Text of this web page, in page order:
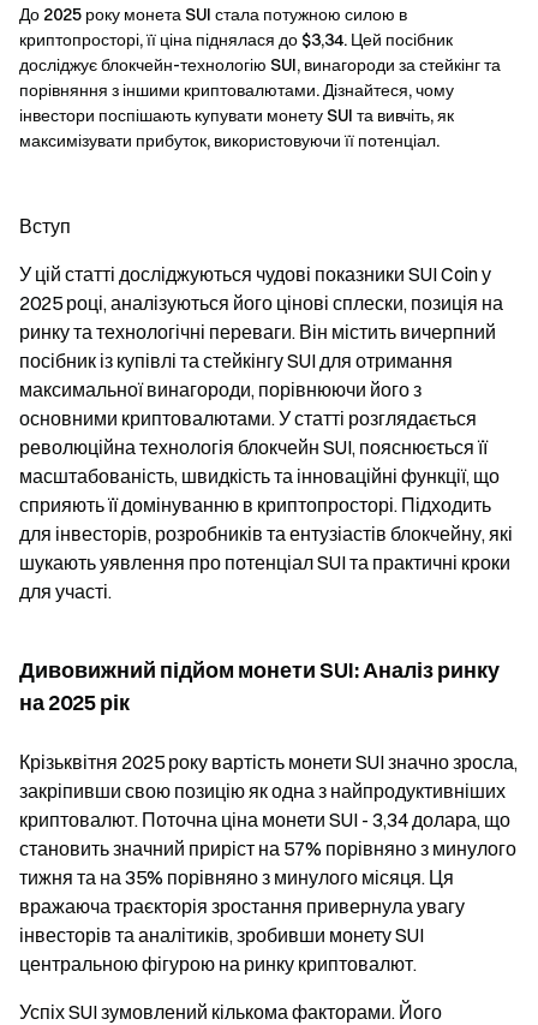
До 2025 року монета SUI стала потужною силою в
криптопросторі, її ціна піднялася до $3,34. Цей посібник
досліджує блокчейн-технологію SUI, винагороди за стейкінг та
порівняння з іншими криптовалютами. Дізнайтеся, чому
інвестори поспішають купувати монету SUI та вивчіть, як
максимізувати прибуток, використовуючи її потенціал.
Вступ
У цій статті досліджуються чудові показники SUI Coin у
2025 році, аналізуються його цінові сплески, позиція на
ринку та технологічні переваги. Він містить вичерпний
посібник із купівлі та стейкінгу SUI для отримання
максимальної винагороди, порівнюючи його з
основними криптовалютами. У статті розглядається
революційна технологія блокчейн SUI, пояснюється її
масштабованість, швидкість та інноваційні функції, що
сприяють її домінуванню в криптопросторі. Підходить
для інвесторів, розробників та ентузіастів блокчейну, які
шукають уявлення про потенціал SUI та практичні кроки
для участі.
Дивовижний підйом монети SUI: Аналіз ринку
на 2025 рік
Крізьквітня 2025 року вартість монети SUI значно зросла,
закріпивши свою позицію як одна з найпродуктивніших
криптовалют. Поточна ціна монети SUI - 3,34 долара, що
становить значний приріст на 57% порівняно з минулого
тижня та на 35% порівняно з минулого місяця. Ця
вражаюча траєкторія зростання привернула увагу
інвесторів та аналітиків, зробивши монету SUI
центральною фігурою на ринку криптовалют.
Успіх SUI зумовлений кількома факторами. Його